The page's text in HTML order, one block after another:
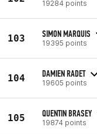
19284 points
103 SIMON MARQUIS
19395 points
104 DAMIEN RADET
19605 points
105 QUENTIN BRASEY
19874 points